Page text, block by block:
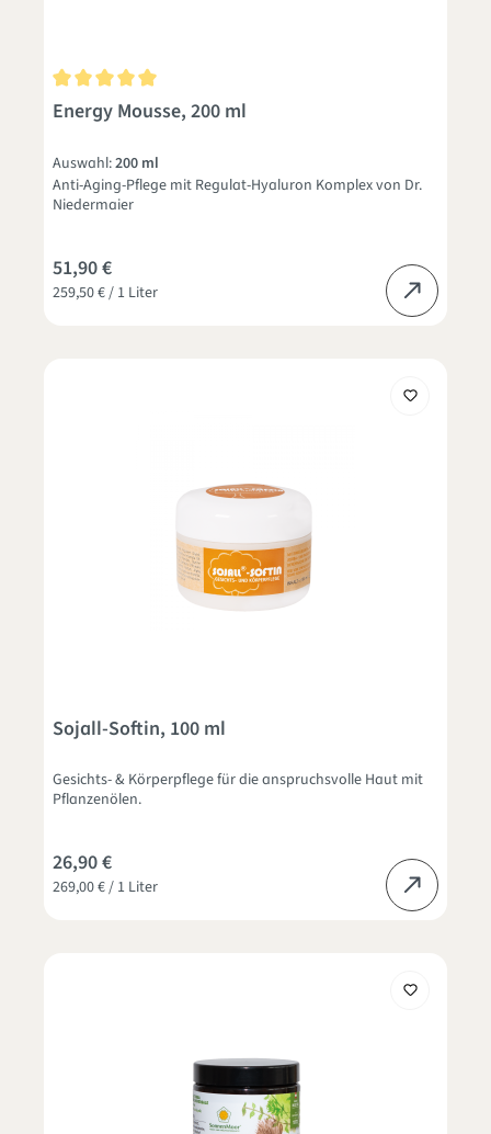
Durchschnittliche Bewertung von 5 von 5 Sternen
Energy Mousse, 200 ml
Auswahl:200 ml
Anti-Aging-Pflege mit Regulat-Hyaluron Komplex von Dr.
Niedermaier
259,50 € / 1 Liter
51,90 €
Sojall-Softin, 100 ml
Gesichts- & Körperpflege für die anspruchsvolle Haut mit
Pflanzenölen.
269,00 € / 1 Liter
26,90 €